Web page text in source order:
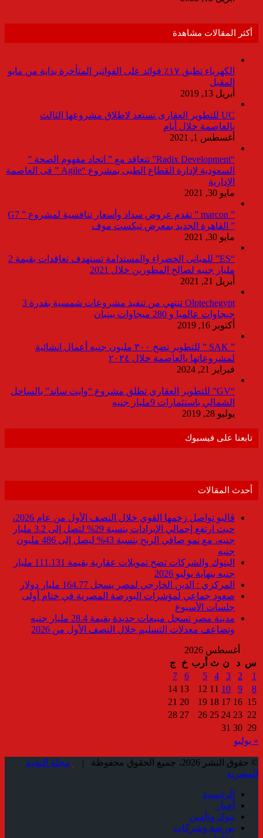
أكثر المقالات مشاهدة
الكهرباء تطبق ١٧٪ فوائد على الفواتير المتأخرة بداية من مايو
المقبل
أبريل 13, 2019
UC للتطوير العقارى تستعد لاطلاق مشروعها الثالث
بالعاصمة خلال أيام
أغسطس 1, 2021
“Radix Development” تتعاقد مع ” اتحاد مفهوم الصحة ”
السعودية لإدارة القطاع الطبى بمشروع “Agile ” فى العاصمة
الإدارية
مايو 30, 2021
” marcon ” تقدم عروض سداد وأسعار تنافسية لمشروع ” G7
” القاهرة الجديد بمعرض نيكست موف
مايو 30, 2021
“ES” للمبانى الخضراء والمستدامة تستهدف تعاقدات بقيمة 2
مليار جنيه لصالح المطورين خلال 2021
أبريل 21, 2021
Olptechegypt تنتهي من تنفيذ مشروعات شمسية بقدرة 3
جيجاوات عالميا و 280 ميجاوات ببنبان
أكتوبر 16, 2019
” SAK ” للتطوير تضخ ٣٠٠ مليون جنيه أعمال انشائية
لمشروعاتها بالعاصمة خلال ٢٠٢٤
فبراير 21, 2024
“GV” للتطوير العقاري تطلق مشروع “وايت ساند” بالساحل
الشمالي باستثمارات 9مليار جنيه
يوليو 28, 2019
تابعنا على فيسبوك
أحدث المقالات
ڤاليو تواصل زخمها القوي خلال النصف الأول من عام 2026،
حيث ارتفع إجمالي الإيرادات بنسبة 29% لتصل إلى 3.2 مليار
جنيه، مع نمو صافي الربح بنسبة 43% ليصل إلى 486 مليون
جنيه
البنوك والشركات تضخ تمويلات عقارية بقيمة 111.131 مليار
جنيه بنهاية يوليو 2026
المركزي : الدين الخارجي لمصر يسجل 164.77 مليار دولار
صعود جماعي لمؤشرات البورصة المصرية في ختام أولى
جلسات الأسبوع
مدينة مصر تسجل مبيعات جديدة بقيمة 28.4 مليار جنيه
وتضاعف معدلات التسليم خلال النصف الأول من 2026
أغسطس 2026
س د ن ث أرب خ
ج
1
2
3
4
5
6
7
8
9
10
11
12
13
14
15
16
17
18
19
20
21
22
23
24
25
26
27
28
29
30
31
« يوليو
© حقوق النشر 2026، جميع الحقوق محفوظة |
مجلة النخبة
المصرية
الرئيسية
أخبار
بنوك وتأمين
بورصة وشركات